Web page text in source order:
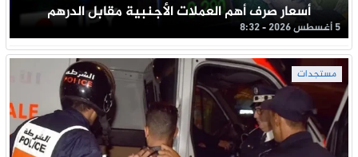
أسعار صرف أهم العملات الأجنبية مقابل الدرهم
5 أغسطس 2026 - 8:32
مستجدات